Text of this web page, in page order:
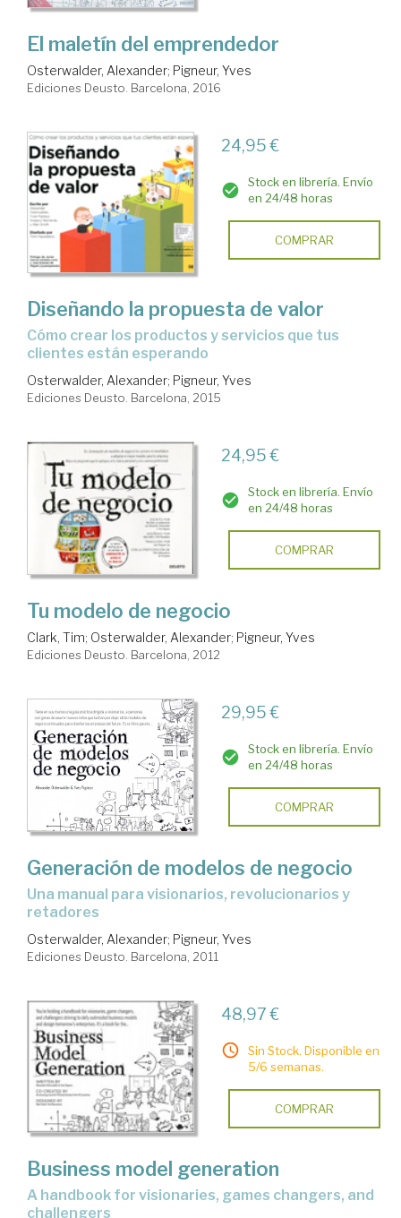
El maletín del emprendedor
Osterwalder, Alexander; Pigneur, Yves
Ediciones Deusto. Barcelona, 2016
24,95 €
Stock en librería. Envío
en 24/48 horas
COMPRAR
Diseñando la propuesta de valor
cómo crear los productos y servicios que tus
clientes están esperando
Osterwalder, Alexander; Pigneur, Yves
Ediciones Deusto. Barcelona, 2015
24,95 €
Stock en librería. Envío
en 24/48 horas
COMPRAR
Tu modelo de negocio
Clark, Tim; Osterwalder, Alexander; Pigneur, Yves
Ediciones Deusto. Barcelona, 2012
29,95 €
Stock en librería. Envío
en 24/48 horas
COMPRAR
Generación de modelos de negocio
una manual para visionarios, revolucionarios y
retadores
Osterwalder, Alexander; Pigneur, Yves
Ediciones Deusto. Barcelona, 2011
48,97 €
Sin Stock. Disponible en
5/6 semanas.
COMPRAR
Business model generation
a handbook for visionaries, games changers, and
challengers